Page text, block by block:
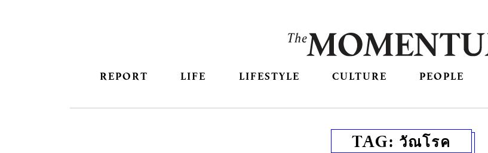
REPORT LIFE LIFESTYLE CULTURE PEOPLE
TAG: วัณโรค